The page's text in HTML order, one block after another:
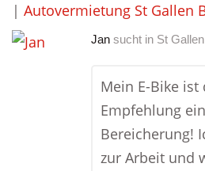
| Autovermietung St Gallen
Jan sucht in St
Mein E-Bike ist
Empfehlung
Bereicherung!
zur Arbeit und